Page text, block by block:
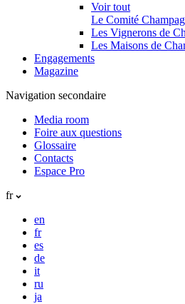
Voir tout
Le Comité
Les Vignerons de
Les Maisons de
Engagements
Magazine
Navigation secondaire
Media room
Foire aux questions
Glossaire
Contacts
Espace Pro
fr
en
fr
es
de
it
ru
ja